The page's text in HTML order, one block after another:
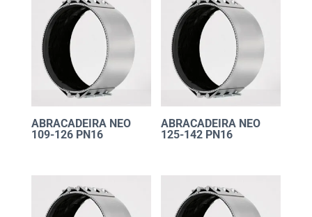
ABRACADEIRA NEO
109-126 PN16
ABRACADEIRA NEO
125-142 PN16